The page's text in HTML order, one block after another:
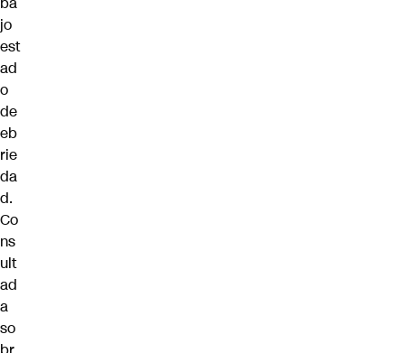
jo
est
ad
o
de
eb
rie
da
d.
Co
ns
ult
ad
a
so